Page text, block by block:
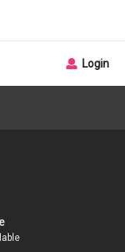
Login